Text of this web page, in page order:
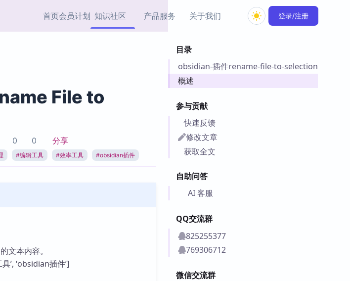
首页会员计划 知识社区
协作者
Zotero 专题
Obsidian 专题
产品服务
Zotero 插件
Obsidian 思维导图插件
挂件集市
Zettelkasten 实践示例
Obsidian 教程
关于我们 登录/注册
目录
obsidian-插件rename-file-to-selection
概述
参与贡献
快速反馈
修改文章
获取全文
自助问答
AI 客服
QQ交流群
825255377
769306712
微信交流群
File to
0 0 分享
#编辑工具 #效率工具 #obsidian插件
文本内容。
’, ‘obsidian插件’]